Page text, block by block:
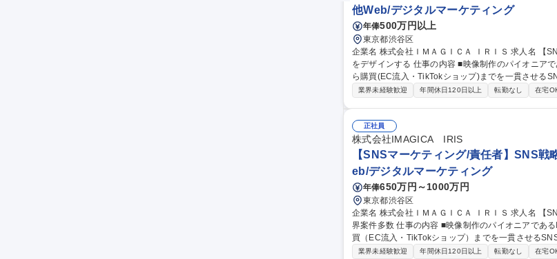
他Web/デジタルマーケティング
年俸500万円以上
東京都渋谷区
企業名 株式会社ＩＭＡＧＩＣＡ ＩＲＩＳ 求人名 【SNSマーケティング/食品業界案件多数】「勝てるSNS戦略」
をデザインする 仕事の内容 ■映像制作のパイオニアであるIMAGICA GROUPの新鋭企業である当社にて、認知か
ら購買(EC流入・TikTokショップ)までを一貫させる
す。 【★急成長市場でマーケターとして希少なキャリアを形成する★】 ■食品・美容企業に対し、SNS（TikTo
らず、効果計測に基づき「クリエイティブの力で売上を最大化
ーケティング/食品業界案件多数】「勝てるSNS戦略」
業界未経験歓迎 年間休日120日以上 転勤なし 在宅
正社員
株式会社IMAGICA IRIS
【SNSマーケティング/責任者】SNS
eb/デジタルマーケティング
年俸650万円～1000万円
東京都渋谷区
企業名 株式会社ＩＭＡＧＩＣＡ ＩＲＩＳ 求人名 【SNSマーケティング/責任者】SNS戦略をデザインする/食品業
界案件多数 仕事の内容 ■映像制作のパイオニアであるIMAGICA GROUPの新鋭企業である当社にて、認知から購
買（EC流入・TikTokショップ）までを一貫させる
します。 ■食品・美容企業に対し、SNS（TikTok・Instagram）起点の全体設計からEC・TikTokショップなどへの
業界未経験歓迎 年間休日120日以上 転勤なし 在宅